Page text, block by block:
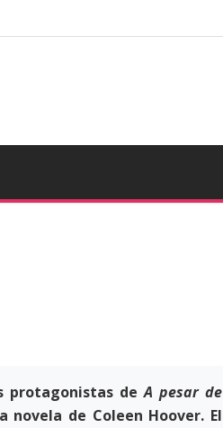
protagonistas deA pesar de
novela de Coleen Hoover. El